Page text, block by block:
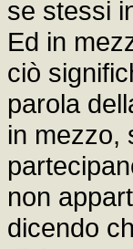
se stessi
Ed in
ciò
parola
in mezzo,
non
dicendo